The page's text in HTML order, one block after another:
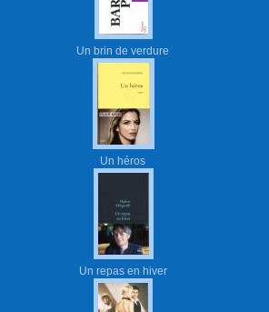
Un brin de verdure
Un héros
Un repas en hiver